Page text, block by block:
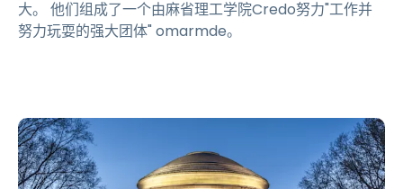
大。 他们组成了一个由麻省理工学院Credo努力"工作并
努力玩耍的强大团体" omarmde。